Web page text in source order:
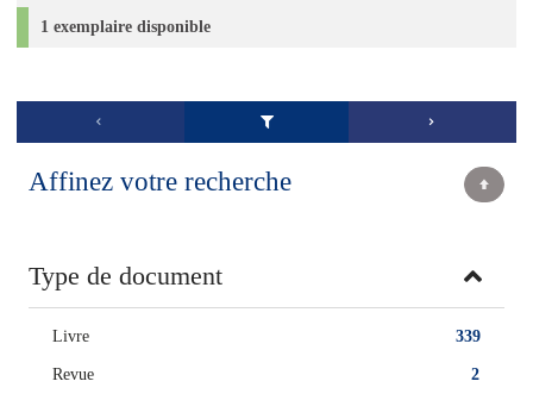
1 exemplaire disponible
Affinez votre recherche
Type de document
339
Livre
2
Revue